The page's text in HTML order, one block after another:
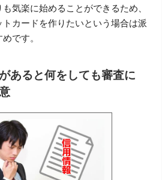
気楽に始めることができるため、
カードを作りたいという場合は派
です。
あると何をしても審査に